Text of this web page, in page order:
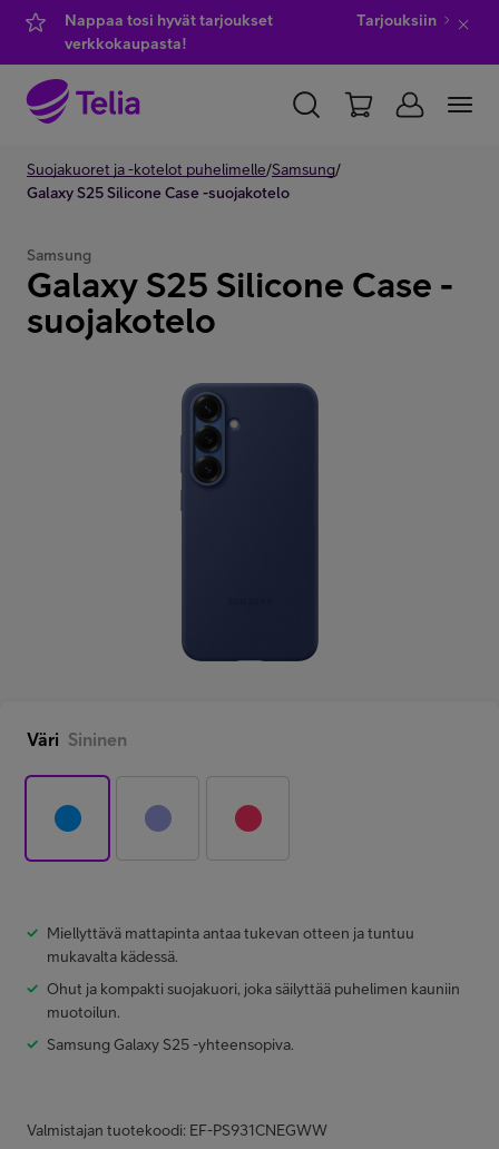
Nappaa tosi hyvät tarjoukset
verkkokaupasta!
Tarjouksiin
YKSITYISILLE YRITYKSILLE WHOLESALE
Kauppa
Suojakuoret ja -kotelot puhelimelle/Samsung/
Galaxy S25 Silicone Case -suojakotelo
Samsung
Galaxy S25 Silicone Case -
suojakotelo
Väri Sininen
Miellyttävä mattapinta antaa tukevan otteen ja tuntuu
mukavalta kädessä.
Ohut ja kompakti suojakuori, joka säilyttää puhelimen kauniin
muotoilun.
Samsung Galaxy S25 -yhteensopiva.
Valmistajan tuotekoodi: EF-PS931CNEGWW